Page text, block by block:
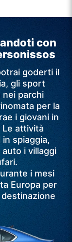
con
goderti il
gli sport
nei parchi
per la
i giovani in
attività
spiaggia,
i villaggi
i mesi
Europa per